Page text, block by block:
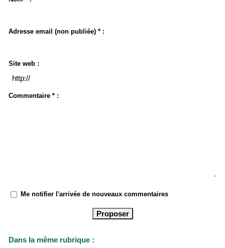
Adresse email (non publiée) * :
Site web :
Commentaire * :
Me notifier l'arrivée de nouveaux commentaires
Dans la même rubrique :